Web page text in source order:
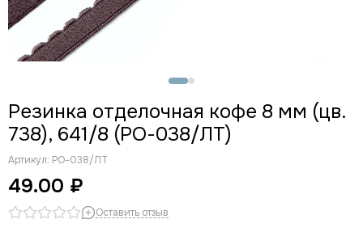
Резинка отделочная кофе 8 мм (цв.
738), 641/8 (РО-038/ЛТ)
Артикул: РО-038/ЛТ
49.00 ₽
Оставить отзыв